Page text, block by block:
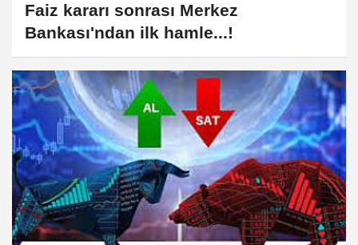
Faiz kararı sonrası Merkez
Bankası'ndan ilk hamle...!